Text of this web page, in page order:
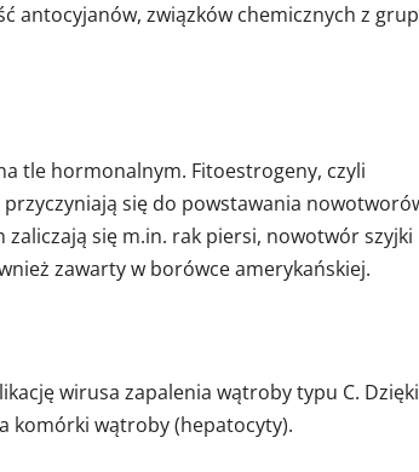
antocyjanów, związków chemicznych z
tle hormonalnym. Fitoestrogeny, czyli
się do powstawania
się m.in. rak piersi, nowotwór szyjki
zawarty w borówce amerykańskiej.
wirusa zapalenia wątroby typu C. Dzięki
komórki wątroby (hepatocyty).